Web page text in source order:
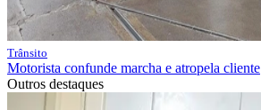
Trânsito
Motorista confunde marcha e atropela cliente
Outros destaques